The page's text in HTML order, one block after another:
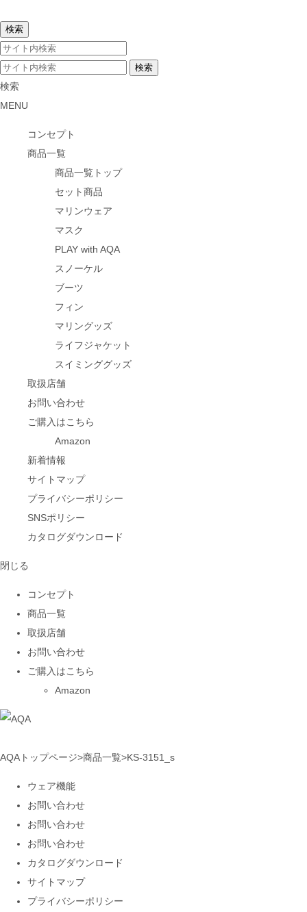
検索
MENU
コンセプト
商品一覧
商品一覧トップ
セット商品
マリンウェア
マスク
PLAY with AQA
スノーケル
ブーツ
フィン
マリングッズ
ライフジャケット
スイミンググッズ
取扱店舗
お問い合わせ
ご購入はこちら
Amazon
新着情報
サイトマップ
プライバシーポリシー
SNSポリシー
カタログダウンロード
閉じる
コンセプト
商品一覧
取扱店舗
お問い合わせ
ご購入はこちら
Amazon
AQAトップページ>商品一覧>KS-3151_s
ウェア機能
お問い合わせ
お問い合わせ
お問い合わせ
カタログダウンロード
サイトマップ
プライバシーポリシー